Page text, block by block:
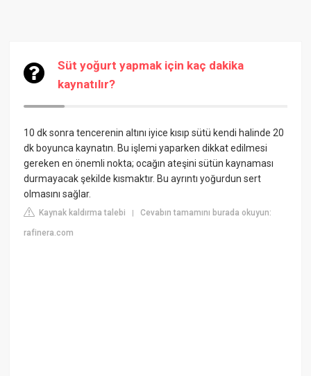
Süt yoğurt yapmak için kaç dakika
kaynatılır?
10 dk sonra tencerenin altını iyice kısıp sütü kendi halinde 20
dk boyunca kaynatın. Bu işlemi yaparken dikkat edilmesi
gereken en önemli nokta; ocağın ateşini sütün kaynaması
durmayacak şekilde kısmaktır. Bu ayrıntı yoğurdun sert
olmasını sağlar.
Kaynak kaldırma talebi |Cevabın tamamını burada okuyun:
rafinera.com